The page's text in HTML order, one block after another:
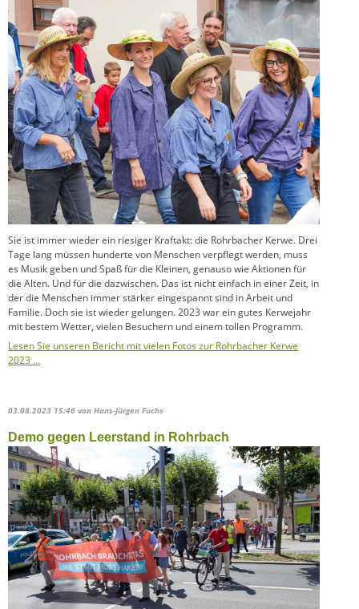
Sie ist immer wieder ein riesiger Kraftakt: die Rohrbacher Kerwe. Drei
Tage lang müssen hunderte von Menschen verpflegt werden, muss
es Musik geben und Spaß für die Kleinen, genauso wie Aktionen für
die Alten. Und für die dazwischen. Das ist nicht einfach in einer Zeit, in
der die Menschen immer stärker eingespannt sind in Arbeit und
Familie. Doch sie ist wieder gelungen. 2023 war ein gutes Kerwejahr
mit bestem Wetter, vielen Besuchern und einem tollen Programm.
Lesen Sie unseren Bericht mit vielen Fotos zur Rohrbacher Kerwe
2023 …
03.08.2023 15:46 von Hans-Jürgen Fuchs
Demo gegen Leerstand in Rohrbach